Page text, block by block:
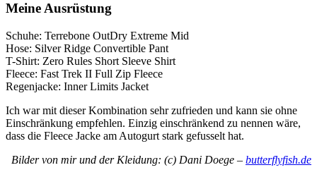
Meine Ausrüstung
Schuhe: Terrebone OutDry Extreme Mid
Hose: Silver Ridge Convertible Pant
T-Shirt: Zero Rules Short Sleeve Shirt
Fleece: Fast Trek II Full Zip Fleece
Regenjacke: Inner Limits Jacket
Ich war mit dieser Kombination sehr zufrieden und kann sie ohne
Einschränkung empfehlen. Einzig einschränkend zu nennen wäre,
dass die Fleece Jacke am Autogurt stark gefusselt hat.
Bilder von mir und der Kleidung: (c) Dani Doege – butterflyfish.de